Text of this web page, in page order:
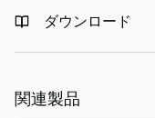
ダウンロード
関連製品